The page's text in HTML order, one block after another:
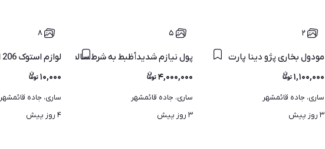
۲
مودول بخاری پژو دینا پارت
۱,۱۰۰,۰۰۰
ساری، جاده قائمشهر
۳ روز پیش
۵
پول نیازم شدیدأظبط به شرط سالم بدون ایراد پایونر1650UB
۴,۰۰۰,۰۰۰
ساری، جاده قائمشهر
۳ روز پیش
۸
لوازم استوک 206 اروپایی
۱۰,۰۰۰
ساری، جاده قائمشهر
۴ روز پیش